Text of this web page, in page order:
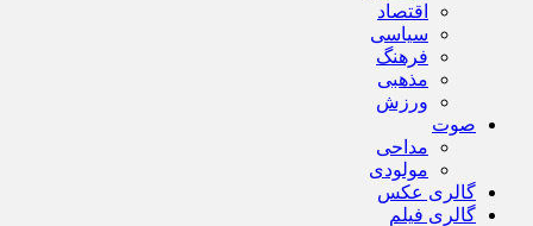
اقتصاد
سیاسی
فرهنگ
مذهبی
ورزش
صوت
مداحی
مولودی
گالری عکس
گالری فیلم